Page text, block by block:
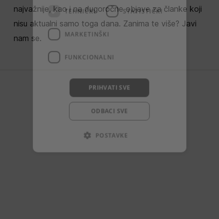
najvažnije, kao i na dugoročne objave za članke koji
nisu aktualni samo toga dana. Zanima te više? Javi
nam se.
TEHNIČKI STATISTIČKI
MARKETINŠKI
FUNKCIONALNI
PRIHVATI SVE
ODBACI SVE
POSTAVKE